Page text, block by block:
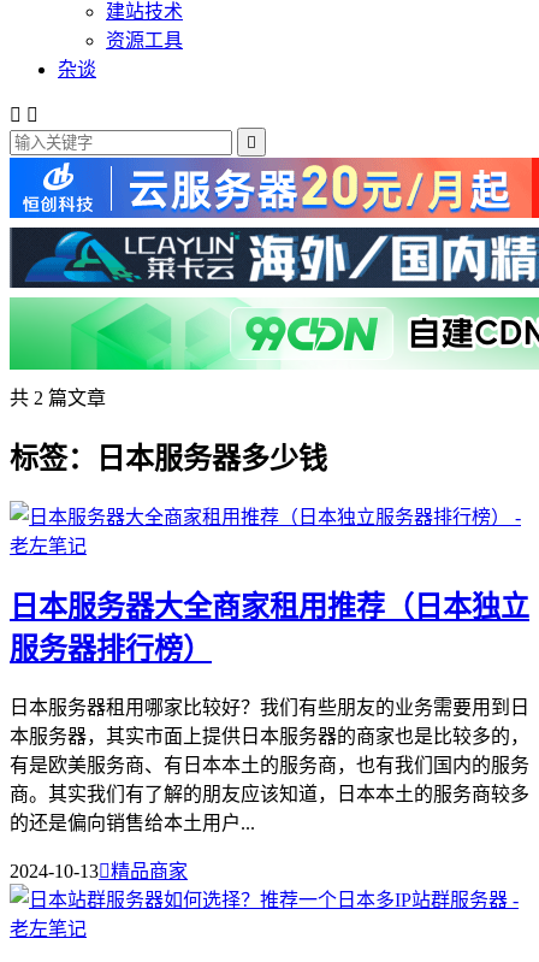
建站技术
资源工具
杂谈
 

共 2 篇文章
标签：日本服务器多少钱
日本服务器大全商家租用推荐（日本独立
服务器排行榜）
日本服务器租用哪家比较好？我们有些朋友的业务需要用到日
本服务器，其实市面上提供日本服务器的商家也是比较多的，
有是欧美服务商、有日本本土的服务商，也有我们国内的服务
商。其实我们有了解的朋友应该知道，日本本土的服务商较多
的还是偏向销售给本土用户...
2024-10-13精品商家